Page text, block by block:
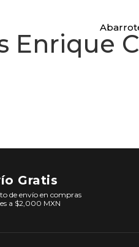
Enrique
Gratis
de envío en compras
a $2,000 MXN